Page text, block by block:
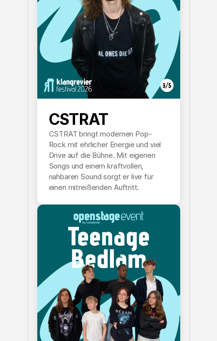
CSTRAT
CSTRAT bringt modernen Pop-
Rock mit ehrlicher Energie und viel
Drive auf die Bühne. Mit eigenen
Songs und einem kraftvollen,
nahbaren Sound sorgt er live für
einen mitreißenden Auftritt.